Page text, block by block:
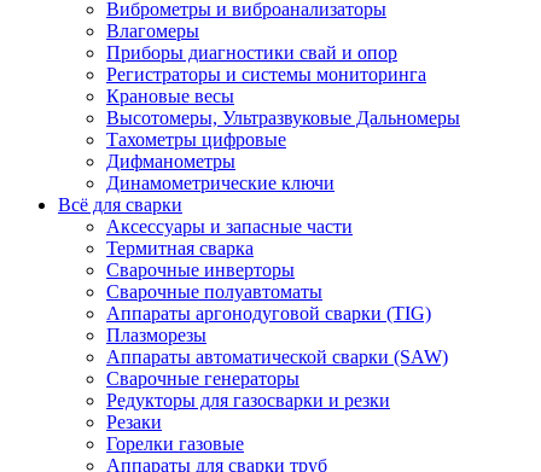
Виброметры и виброанализаторы
Влагомеры
Приборы диагностики свай и опор
Регистраторы и системы мониторинга
Крановые весы
Высотомеры, Ультразвуковые Дальномеры
Тахометры цифровые
Дифманометры
Динамометрические ключи
Всё для сварки
Аксессуары и запасные части
Термитная сварка
Сварочные инверторы
Сварочные полуавтоматы
Аппараты аргонодуговой сварки (TIG)
Плазморезы
Аппараты автоматической сварки (SAW)
Сварочные генераторы
Редукторы для газосварки и резки
Резаки
Горелки газовые
Аппараты для сварки труб